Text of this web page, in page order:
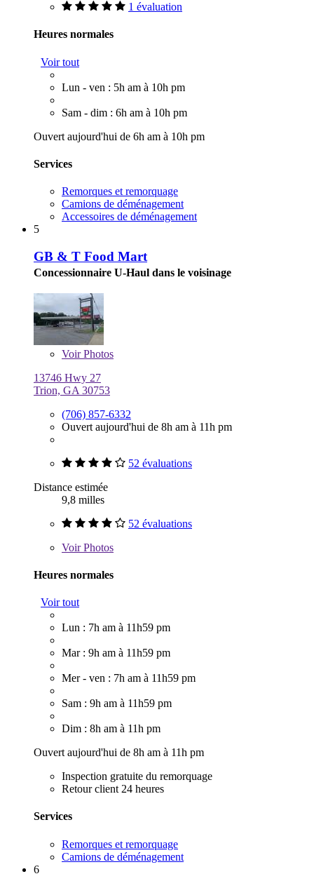
1 évaluation
Heures normales
Voir tout
Lun - ven : 5h am à 10h pm
Sam - dim : 6h am à 10h pm
Ouvert aujourd'hui de 6h am à 10h pm
Services
Remorques et remorquage
Camions de déménagement
Accessoires de déménagement
5
GB & T Food Mart
Concessionnaire U-Haul dans le voisinage
VoirPhotos
13746 Hwy 27
Trion, GA 30753
(706) 857-6332
Ouvert aujourd'hui de 8h am à 11h pm
52 évaluations
Distance estimée
9,8 milles
52 évaluations
VoirPhotos
Heures normales
Voir tout
Lun : 7h am à 11h59 pm
Mar : 9h am à 11h59 pm
Mer - ven : 7h am à 11h59 pm
Sam : 9h am à 11h59 pm
Dim : 8h am à 11h pm
Ouvert aujourd'hui de 8h am à 11h pm
Inspection gratuite du remorquage
Retour client 24 heures
Services
Remorques et remorquage
Camions de déménagement
6